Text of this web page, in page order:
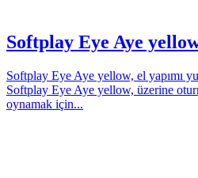
Softplay Eye Aye
Softplay Eye Aye yellow, el yapımı
Softplay Eye Aye yellow, üzerine
oynamak için...